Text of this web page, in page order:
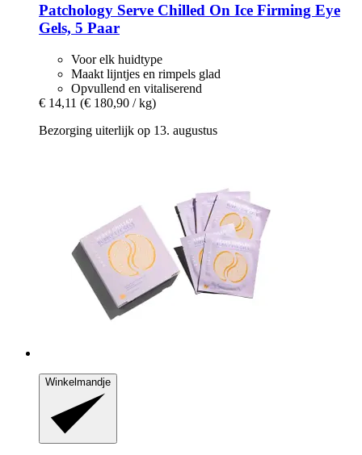
Patchology Serve Chilled On Ice Firming Eye
Gels, 5 Paar
Voor elk huidtype
Maakt lijntjes en rimpels glad
Opvullend en vitaliserend
€ 14,11 (€ 180,90 / kg)
Bezorging uiterlijk op 13. augustus
Winkelmandje